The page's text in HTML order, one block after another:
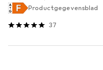
Productgegevensblad
37